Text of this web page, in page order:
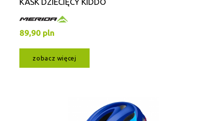
89,90 pln
zobacz więcej